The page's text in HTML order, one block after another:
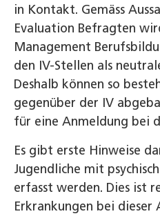
in Kontakt. Gemäss
Evaluation Befragten
Management
den IV-Stellen als
Deshalb können so
gegenüber der IV
für eine Anmeldung bei
Es gibt erste Hinweise
Jugendliche mit
erfasst werden. Dies ist
Erkrankungen bei dieser